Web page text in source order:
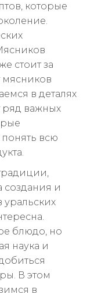
которые
стоит за
мясников
в деталях
ряд важных
всю
создания и
блюдо, но
наука и
В этом
в